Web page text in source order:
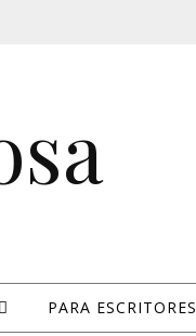
PARA ESCRITORES